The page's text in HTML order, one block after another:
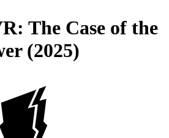
The Case of the
(2025)